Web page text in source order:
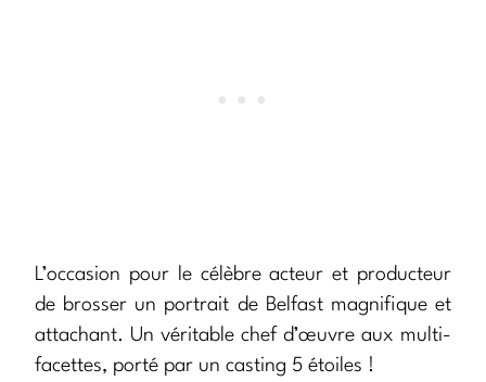
L’occasion pour le célèbre acteur et producteur
de brosser un portrait de Belfast magnifique et
attachant. Un véritable chef d’œuvre aux multi-
facettes, porté par un casting 5 étoiles !